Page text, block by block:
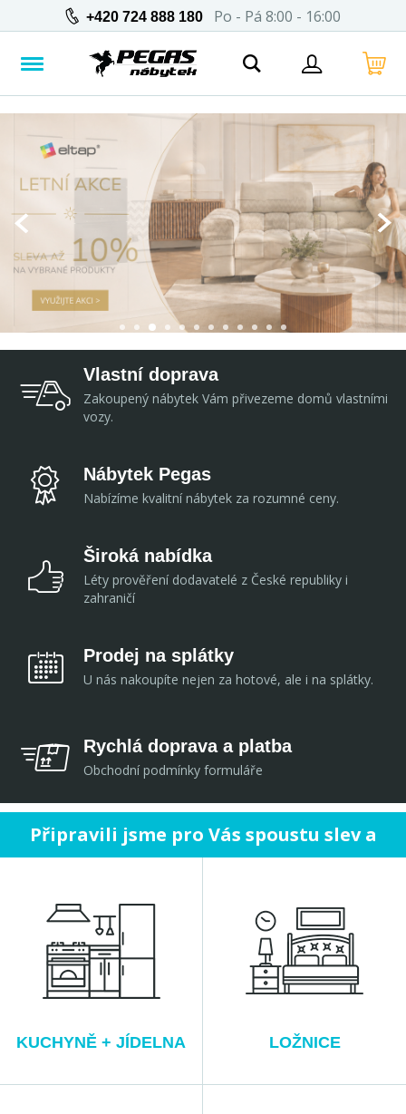
+420 724 888 180 Po - Pá 8:00 - 16:00
Vlastní doprava
Zakoupený nábytek Vám přivezeme domů vlastními
vozy.
Nábytek Pegas
Nabízíme kvalitní nábytek za rozumné ceny.
Široká nabídka
Léty prověření dodavatelé z České republiky i
zahraničí
Prodej na splátky
U nás nakoupíte nejen za hotové, ale i na splátky.
Rychlá doprava a platba
Obchodní podmínky formuláře
Připravili jsme pro Vás spoustu slev a
do naší nabídky!
KUCHYNĚ + JÍDELNA LOŽNICE